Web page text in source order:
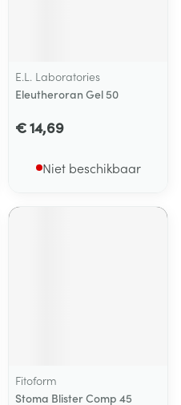
E.L. Laboratories
Eleutheroran Gel 50
€ 14,69
Niet beschikbaar
Fitoform
Stoma Blister Comp 45